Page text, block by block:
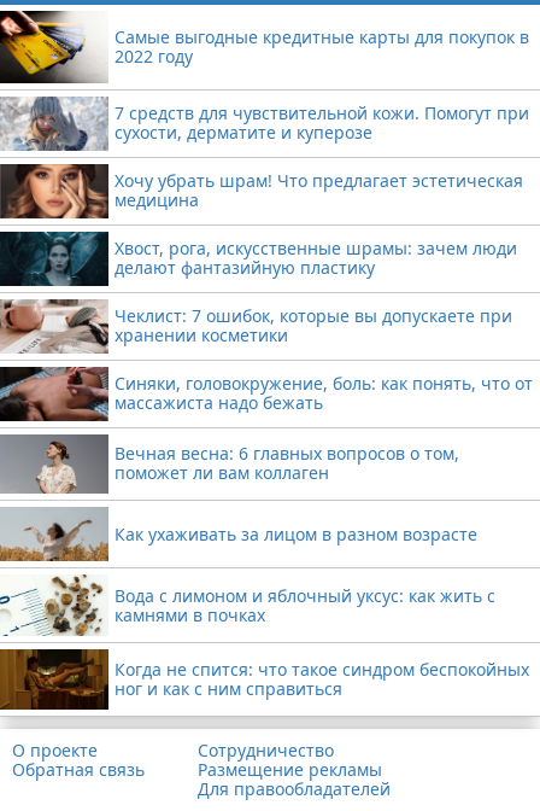
Самые выгодные кредитные карты для покупок в
2022 году
7 средств для чувствительной кожи. Помогут при
сухости, дерматите и куперозе
Хочу убрать шрам! Что предлагает эстетическая
медицина
Хвост, рога, искусственные шрамы: зачем люди
делают фантазийную пластику
Чеклист: 7 ошибок, которые вы допускаете при
хранении косметики
Синяки, головокружение, боль: как понять, что от
массажиста надо бежать
Вечная весна: 6 главных вопросов о том,
поможет ли вам коллаген
Как ухаживать за лицом в разном возрасте
Вода с лимоном и яблочный уксус: как жить с
камнями в почках
Когда не спится: что такое синдром беспокойных
ног и как с ним справиться
О проекте
Обратная связь
Сотрудничество
Размещение рекламы
Для правообладателей